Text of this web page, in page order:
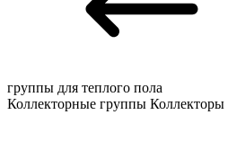
группы для теплого пола
Коллекторные группы Коллекторы